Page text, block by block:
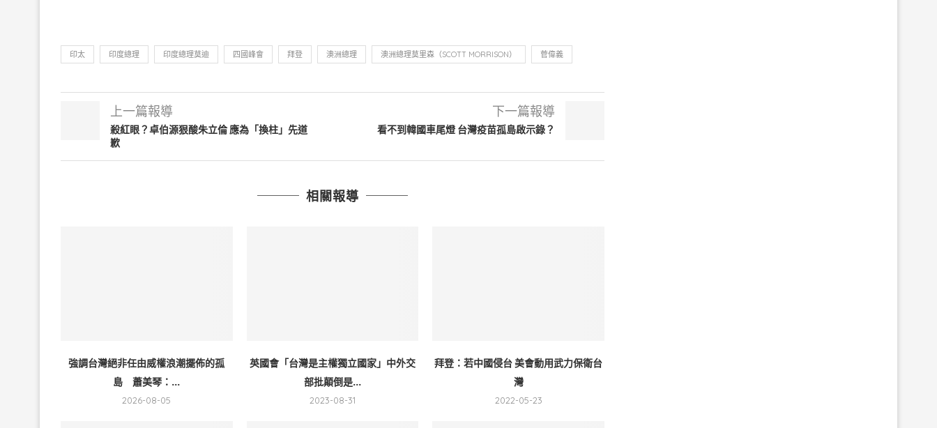
印太 印度總理 印度總理莫迪 四國峰會 拜登 澳洲總理 澳洲總理莫里森（SCOTT MORRISON） 菅偉義
上一篇報導
殺紅眼？卓伯源狠酸朱立倫 應為「換柱」先道
歉
下一篇報導
看不到韓國車尾燈 台灣疫苗孤島啟示錄？
相關報導
強調台灣絕非任由威權浪潮擺佈的孤
島 蕭美琴：...
2026-08-05
英國會「台灣是主權獨立國家」中外交
部批顛倒是...
2023-08-31
拜登：若中國侵台 美會動用武力保衛台
灣
2022-05-23